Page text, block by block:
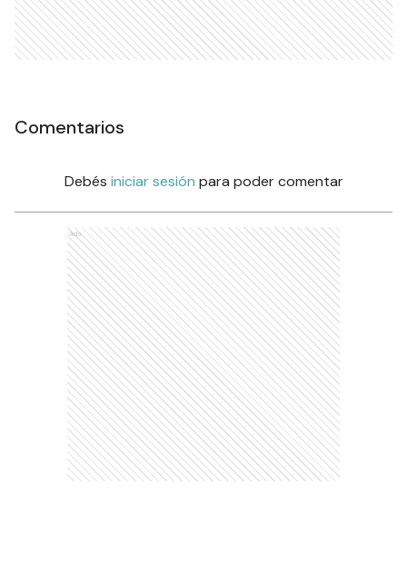
Comentarios
Debés iniciar sesión para poder comentar
Ads